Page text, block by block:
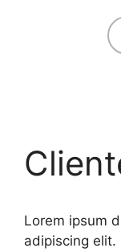
Lorem ipsum
adipiscing elit.